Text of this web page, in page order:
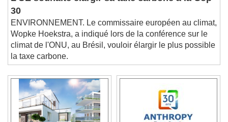
L'UE souhaite élargir sa taxe carbone à la Cop
30
ENVIRONNEMENT. Le commissaire européen au climat,
Wopke Hoekstra, a indiqué lors de la conférence sur le
climat de l'ONU, au Brésil, vouloir élargir le plus possible
la taxe carbone.